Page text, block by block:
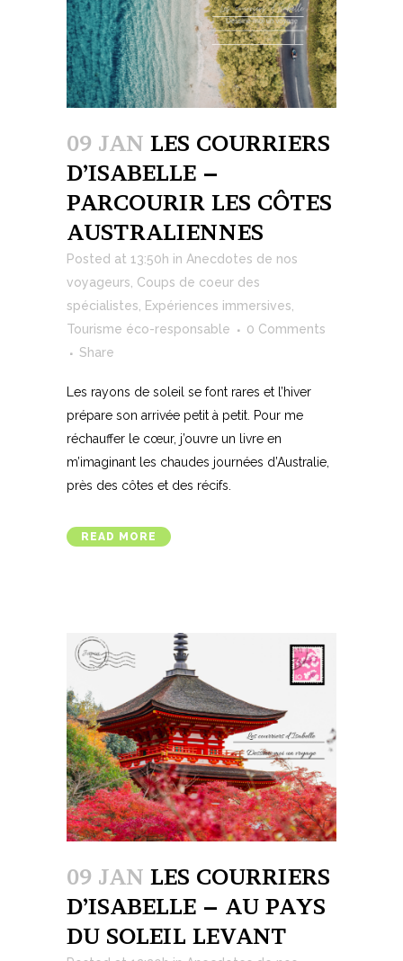
09 JAN LES COURRIERS
D’ISABELLE –
PARCOURIR LES CÔTES
AUSTRALIENNES
Posted at 13:50h in Anecdotes de nos
voyageurs, Coups de coeur des
spécialistes, Expériences immersives,
Tourisme éco-responsable
0 Comments
Share
Les rayons de soleil se font rares et l’hiver
prépare son arrivée petit à petit. Pour me
réchauffer le cœur, j’ouvre un livre en
m’imaginant les chaudes journées d’Australie,
près des côtes et des récifs.
READ MORE
09 JAN LES COURRIERS
D’ISABELLE – AU PAYS
DU SOLEIL LEVANT